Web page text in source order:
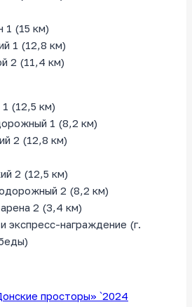
1 (15 км)
1 (12,8 км)
2 (11,4 км)
(12,5 км)
1 (8,2 км)
2 (12,8 км)
2 (12,5 км)
2 (8,2 км)
2 (3,4 км)
экспресс-награждение (г.
просторы» `2024